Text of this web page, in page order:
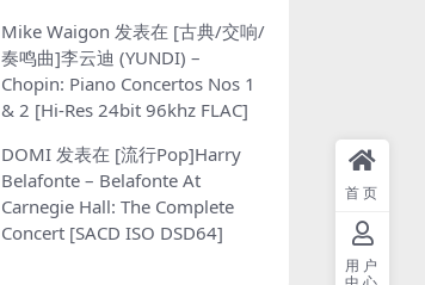
Mike Waigon 发表在 [古典/交响/
奏鸣曲]李云迪 (YUNDI) –
Chopin: Piano Concertos Nos 1
& 2 [Hi-Res 24bit 96khz FLAC]
DOMI 发表在 [流行Pop]Harry
Belafonte – Belafonte At
Carnegie Hall: The Complete
Concert [SACD ISO DSD64]
首页
用户